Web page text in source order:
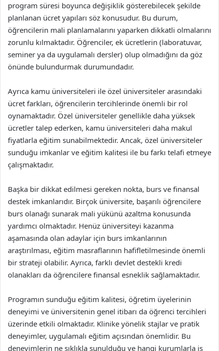
program süresi boyunca değişiklik gösterebilecek şekilde
planlanan ücret yapıları söz konusudur. Bu durum,
öğrencilerin mali planlamalarını yaparken dikkatli olmalarını
zorunlu kılmaktadır. Öğrenciler, ek ücretlerin (laboratuvar,
seminer ya da uygulamalı dersler) olup olmadığını da göz
önünde bulundurmak durumundadır.
Ayrıca kamu üniversiteleri ile özel üniversiteler arasındaki
ücret farkları, öğrencilerin tercihlerinde önemli bir rol
oynamaktadır. Özel üniversiteler genellikle daha yüksek
ücretler talep ederken, kamu üniversiteleri daha makul
fiyatlarla eğitim sunabilmektedir. Ancak, özel üniversiteler
sunduğu imkanlar ve eğitim kalitesi ile bu farkı telafi etmeye
çalışmaktadır.
Başka bir dikkat edilmesi gereken nokta, burs ve finansal
destek imkanlarıdır. Birçok üniversite, başarılı öğrencilere
burs olanağı sunarak mali yükünü azaltma konusunda
yardımcı olmaktadır. Henüz üniversiteyi kazanma
aşamasında olan adaylar için burs imkanlarının
araştırılması, eğitim masraflarının hafifletilmesinde önemli
bir strateji olabilir. Ayrıca, farklı devlet destekli kredi
olanakları da öğrencilere finansal esneklik sağlamaktadır.
Programın sunduğu eğitim kalitesi, öğretim üyelerinin
deneyimi ve üniversitenin genel itibarı da öğrenci tercihleri
üzerinde etkili olmaktadır. Klinike yönelik stajlar ve pratik
deneyimler, uygulamalı eğitim açısından önemlidir. Bu
deneyimlerin ne sıklıkla sunulduğu ve hangi kurumlarla iş